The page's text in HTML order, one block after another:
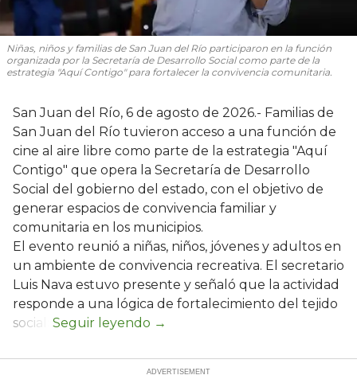
Niñas, niños y familias de San Juan del Río participaron en la función
organizada por la Secretaría de Desarrollo Social como parte de la
estrategia "Aquí Contigo" para fortalecer la convivencia comunitaria.
San Juan del Río, 6 de agosto de 2026.- Familias de
San Juan del Río tuvieron acceso a una función de
cine al aire libre como parte de la estrategia "Aquí
Contigo" que opera la Secretaría de Desarrollo
Social del gobierno del estado, con el objetivo de
generar espacios de convivencia familiar y
comunitaria en los municipios.
El evento reunió a niñas, niños, jóvenes y adultos en
un ambiente de convivencia recreativa. El secretario
Luis Nava estuvo presente y señaló que la actividad
responde a una lógica de fortalecimiento del tejido
social: